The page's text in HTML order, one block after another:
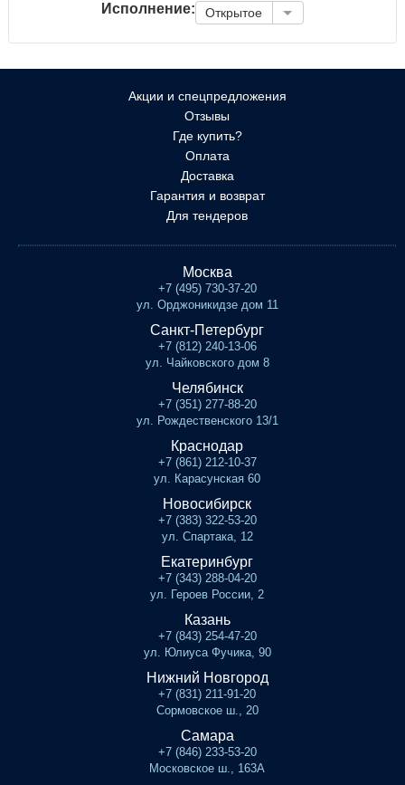
Исполнение: Открытое
Акции и спецпредложения
Отзывы
Где купить?
Оплата
Доставка
Гарантия и возврат
Для тендеров
Москва
+7 (495) 730-37-20
ул. Орджоникидзе дом 11
Санкт-Петербург
+7 (812) 240-13-06
ул. Чайковского дом 8
Челябинск
+7 (351) 277-88-20
ул. Рождественского 13/1
Краснодар
+7 (861) 212-10-37
ул. Карасунская 60
Новосибирск
+7 (383) 322-53-20
ул. Спартака, 12
Екатеринбург
+7 (343) 288-04-20
ул. Героев России, 2
Казань
+7 (843) 254-47-20
ул. Юлиуса Фучика, 90
Нижний Новгород
+7 (831) 211-91-20
Сормовское ш., 20
Самара
+7 (846) 233-53-20
Московское ш., 163А